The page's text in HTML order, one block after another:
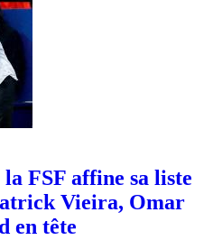
FSF affine sa liste
Vieira, Omar
en tête